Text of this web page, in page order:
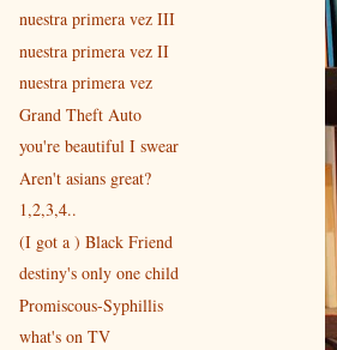
nuestra primera vez III
nuestra primera vez II
nuestra primera vez
Grand Theft Auto
you're beautiful I swear
Aren't asians great?
1,2,3,4..
(I got a ) Black Friend
destiny's only one child
Promiscous-Syphillis
what's on TV